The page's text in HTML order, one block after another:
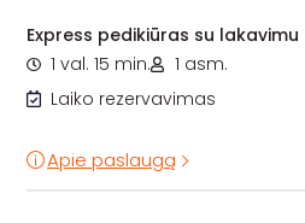
Express pedikiūras su
1 val. 15 min.
1 asm.
Laiko rezervavimas
Apie paslaugą